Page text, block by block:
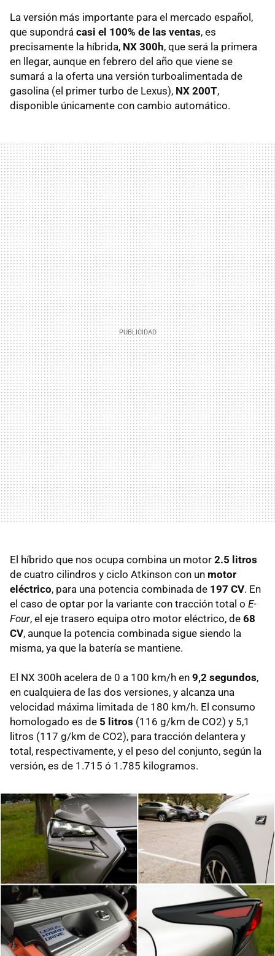
La versión más importante para el mercado español,
que supondrá casi el 100% de las ventas, es
precisamente la híbrida, NX 300h, que será la primera
en llegar, aunque en febrero del año que viene se
sumará a la oferta una versión turboalimentada de
gasolina (el primer turbo de Lexus), NX 200T,
disponible únicamente con cambio automático.
El híbrido que nos ocupa combina un motor 2.5 litros
de cuatro cilindros y ciclo Atkinson con un motor
eléctrico, para una potencia combinada de 197 CV. En
el caso de optar por la variante con tracción total o E-
Four, el eje trasero equipa otro motor eléctrico, de 68
CV, aunque la potencia combinada sigue siendo la
misma, ya que la batería se mantiene.
El NX 300h acelera de 0 a 100 km/h en 9,2 segundos,
en cualquiera de las dos versiones, y alcanza una
velocidad máxima limitada de 180 km/h. El consumo
homologado es de 5 litros (116 g/km de CO2) y 5,1
litros (117 g/km de CO2), para tracción delantera y
total, respectivamente, y el peso del conjunto, según la
versión, es de 1.715 ó 1.785 kilogramos.